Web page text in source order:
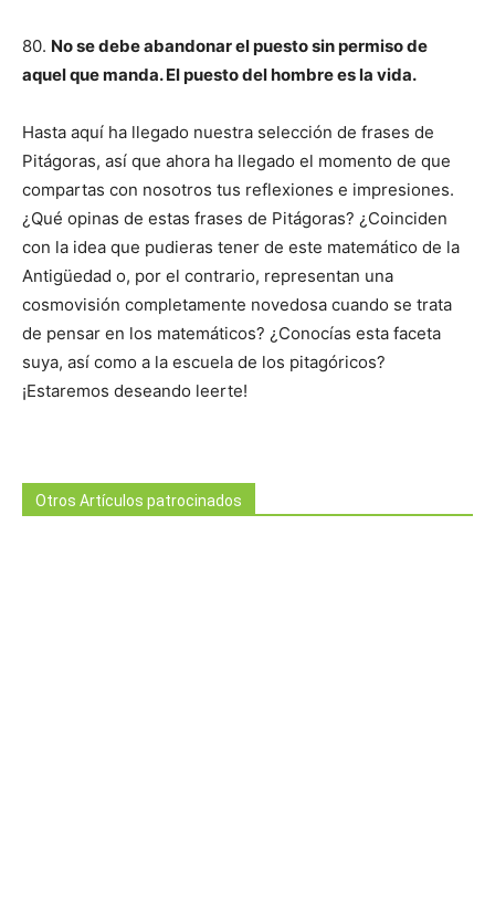
80. No se debe abandonar el puesto sin permiso de
aquel que manda. El puesto del hombre es la vida.
Hasta aquí ha llegado nuestra selección de frases de
Pitágoras, así que ahora ha llegado el momento de que
compartas con nosotros tus reflexiones e impresiones.
¿Qué opinas de estas frases de Pitágoras? ¿Coinciden
con la idea que pudieras tener de este matemático de la
Antigüedad o, por el contrario, representan una
cosmovisión completamente novedosa cuando se trata
de pensar en los matemáticos? ¿Conocías esta faceta
suya, así como a la escuela de los pitagóricos?
¡Estaremos deseando leerte!
Otros Artículos patrocinados